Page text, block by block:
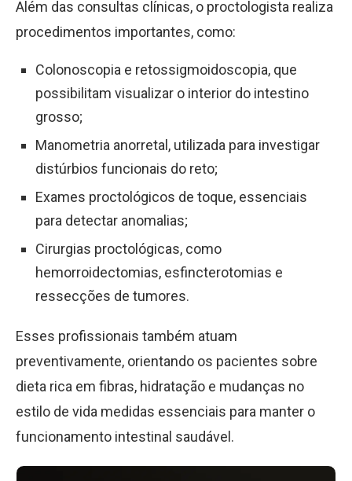
Além das consultas clínicas, o proctologista realiza
procedimentos importantes, como:
Colonoscopia e retossigmoidoscopia, que
possibilitam visualizar o interior do intestino
grosso;
Manometria anorretal, utilizada para investigar
distúrbios funcionais do reto;
Exames proctológicos de toque, essenciais
para detectar anomalias;
Cirurgias proctológicas, como
hemorroidectomias, esfincterotomias e
ressecções de tumores.
Esses profissionais também atuam
preventivamente, orientando os pacientes sobre
dieta rica em fibras, hidratação e mudanças no
estilo de vida medidas essenciais para manter o
funcionamento intestinal saudável.